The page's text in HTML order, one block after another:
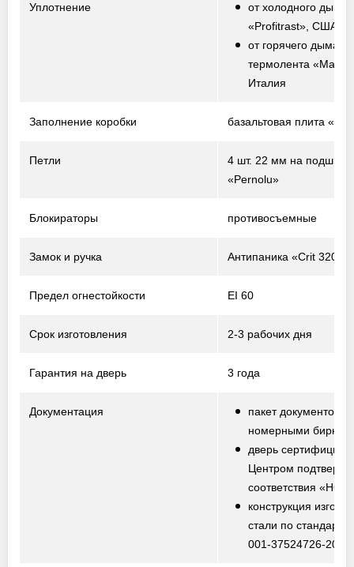
Уплотнение
от холодного дыма
«Profitrast», США
от горячего дыма –
термолента
Италия
Заполнение коробки базальтовая плита
Петли
4 шт. 22 мм на
«Pernolu»
Блокираторы противосъемные
Замок и ручка Антипаника «Crit 320-
Предел огнестойкости EI 60
Срок изготовления 2-3 рабочих дня
Гарантия на дверь 3 года
Документация
пакет документов с
номерными
дверь
Центром
соответствия
конструкция
стали по
001-37524726-2012